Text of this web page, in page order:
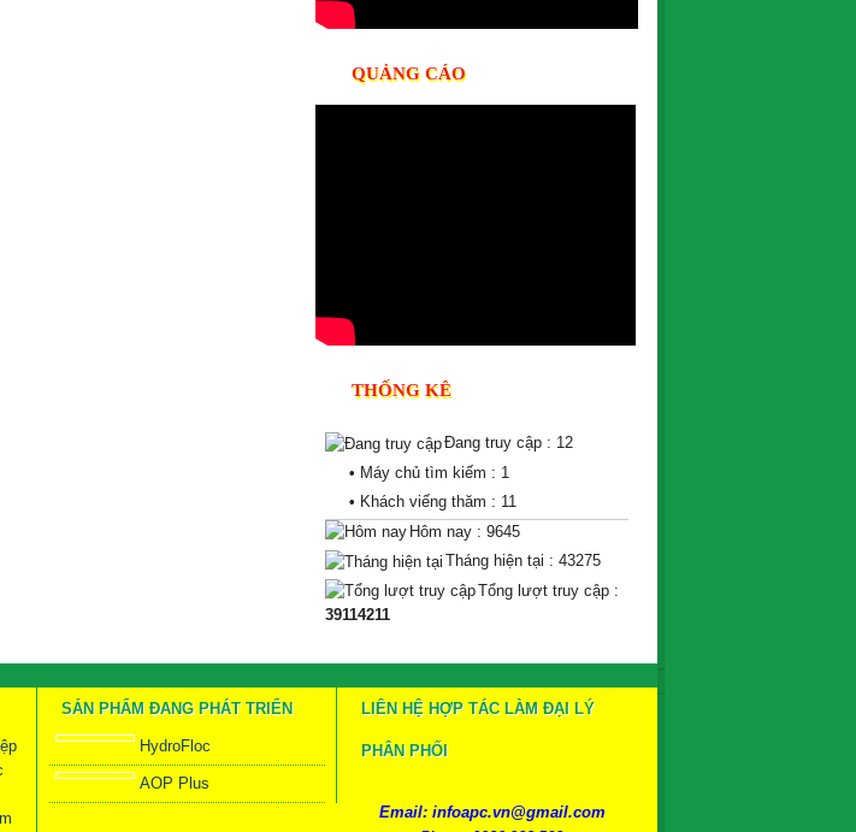
QUẢNG CÁO
THỐNG KÊ
Đang truy cập : 12
• Máy chủ tìm kiếm : 1
• Khách viếng thăm : 11
Hôm nay : 9645
Tháng hiện tại : 43275
Tổng lượt truy cập :
39114211
SẢN PHẨM ĐANG PHÁT TRIỂN
HydroFloc
AOP Plus
LIÊN HỆ HỢP TÁC LÀM ĐẠI LÝ
PHÂN PHỐI
Email: infoapc.vn@gmail.com